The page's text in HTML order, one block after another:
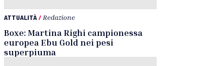
ATTUALITÀ/ Redazione
Boxe: Martina Righi campionessa
europea Ebu Gold nei pesi
superpiuma